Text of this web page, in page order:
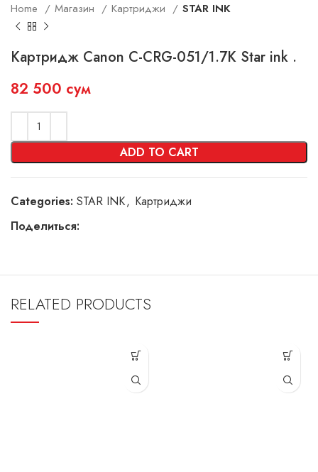
Home Магазин Картриджи STAR INK
Картридж Canon C-CRG-051/1.7K Star ink .
82 500 сум
ADD TO CART
Categories: STAR INK, Картриджи
Поделиться:
RELATED PRODUCTS